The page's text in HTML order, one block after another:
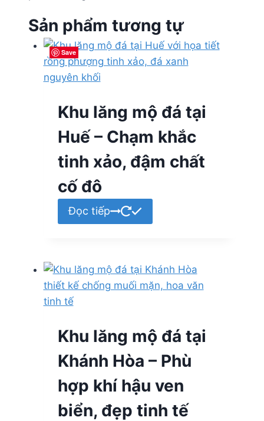
Sản phẩm tương tự
Save
Khu lăng mộ đá tại
Huế – Chạm khắc
tinh xảo, đậm chất
cố đô
Đọc tiếp
Save
Khu lăng mộ đá tại
Khánh Hòa – Phù
hợp khí hậu ven
biển, đẹp tinh tế
Save
Save